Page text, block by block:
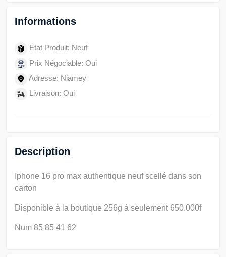
Informations
Etat Produit: Neuf
Prix Négociable: Oui
Adresse: Niamey
Livraison: Oui
Description
Iphone 16 pro max authentique neuf scellé dans son
carton
Disponible à la boutique 256g à seulement 650.000f
Num 85 85 41 62